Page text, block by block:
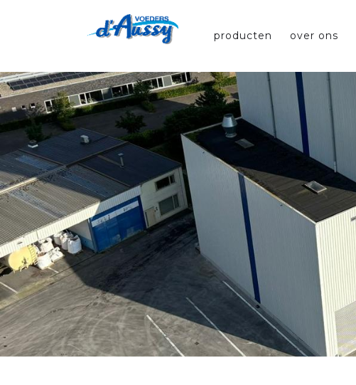
producten over ons